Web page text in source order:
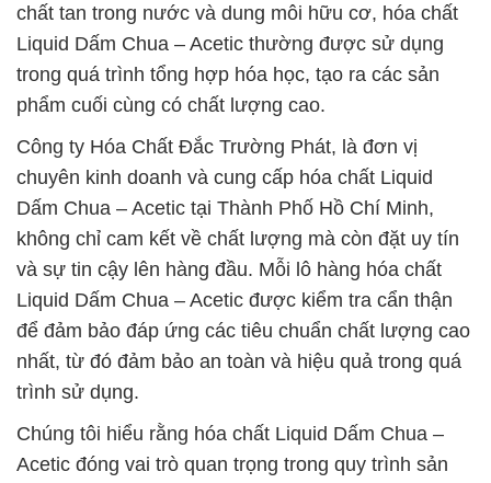
chất tan trong nước và dung môi hữu cơ, hóa chất
Liquid Dấm Chua – Acetic thường được sử dụng
trong quá trình tổng hợp hóa học, tạo ra các sản
phẩm cuối cùng có chất lượng cao.
Công ty Hóa Chất Đắc Trường Phát, là đơn vị
chuyên kinh doanh và cung cấp hóa chất Liquid
Dấm Chua – Acetic tại Thành Phố Hồ Chí Minh,
không chỉ cam kết về chất lượng mà còn đặt uy tín
và sự tin cậy lên hàng đầu. Mỗi lô hàng hóa chất
Liquid Dấm Chua – Acetic được kiểm tra cẩn thận
để đảm bảo đáp ứng các tiêu chuẩn chất lượng cao
nhất, từ đó đảm bảo an toàn và hiệu quả trong quá
trình sử dụng.
Chúng tôi hiểu rằng hóa chất Liquid Dấm Chua –
Acetic đóng vai trò quan trọng trong quy trình sản